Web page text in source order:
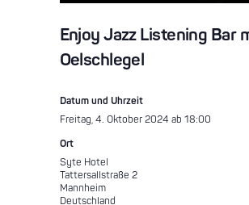
Enjoy Jazz Listening Bar
Oelschlegel
Datum und Uhrzeit
Freitag, 4. Oktober 2024 ab 18:00
Ort
Syte Hotel
Tattersallstraße 2
Mannheim
Deutschland